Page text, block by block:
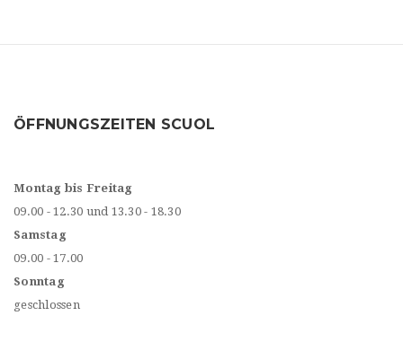
ÖFFNUNGSZEITEN SCUOL
Montag bis Freitag
09.00 - 12.30 und 13.30 - 18.30
Samstag
09.00 - 17.00
Sonntag
geschlossen